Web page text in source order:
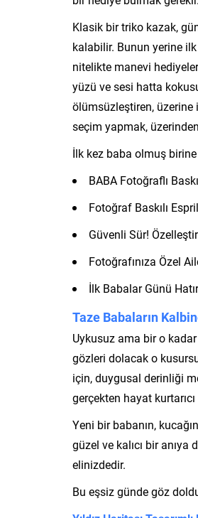
Klasik bir triko kazak,
kalabilir. Bunun yerine
nitelikte manevi
yüzü ve sesi hatta
ölümsüzleştiren,
seçim yapmak,
İlk kez baba olmuş
BABA Fotoğraflı
Fotoğraf Baskılı
Güvenli Sür!
Fotoğrafınıza Özel
İlk Babalar Günü
Taze Babaların
Uykusuz ama bir o
gözleri dolacak o
için, duygusal derinliği
gerçekten hayat
Yeni bir babanın,
güzel ve kalıcı bir
elinizdedir.
Bu eşsiz günde göz